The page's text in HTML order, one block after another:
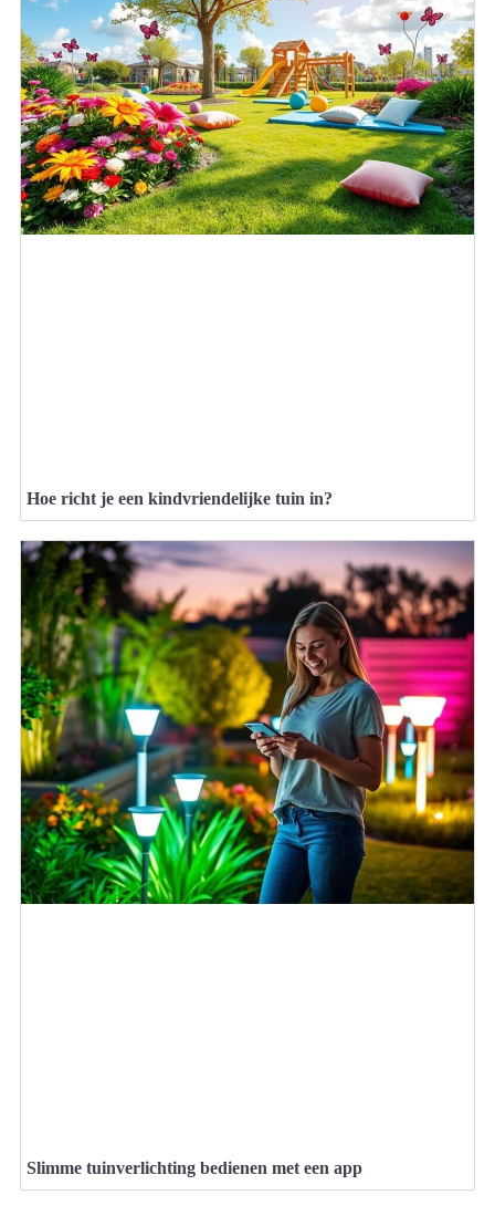
Hoe richt je een kindvriendelijke tuin in?
Slimme tuinverlichting bedienen met een app